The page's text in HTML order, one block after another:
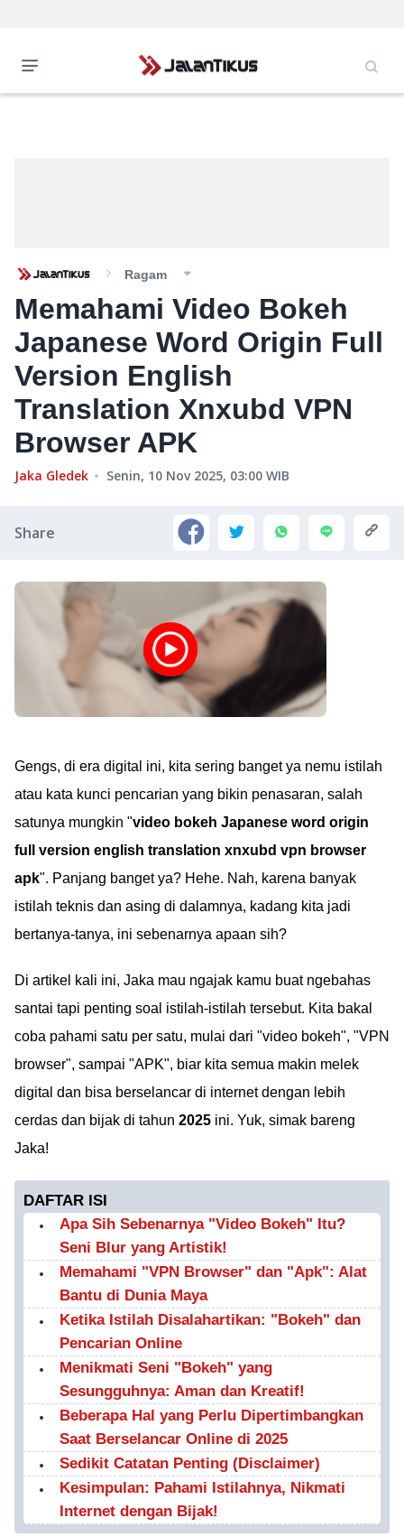
Ragam
Memahami Video Bokeh
Japanese Word Origin Full
Version English
Translation Xnxubd VPN
Browser APK
Jaka Gledek Senin, 10 Nov 2025, 03:00 WIB
Share
Gengs, di era digital ini, kita sering banget ya nemu istilah
atau kata kunci pencarian yang bikin penasaran, salah
satunya mungkin "video bokeh Japanese word origin
full version english translation xnxubd vpn browser
apk". Panjang banget ya? Hehe. Nah, karena banyak
istilah teknis dan asing di dalamnya, kadang kita jadi
bertanya-tanya, ini sebenarnya apaan sih?
Di artikel kali ini, Jaka mau ngajak kamu buat ngebahas
santai tapi penting soal istilah-istilah tersebut. Kita bakal
coba pahami satu per satu, mulai dari "video bokeh", "VPN
browser", sampai "APK", biar kita semua makin melek
digital dan bisa berselancar di internet dengan lebih
cerdas dan bijak di tahun 2025 ini. Yuk, simak bareng
Jaka!
DAFTAR ISI
Apa Sih Sebenarnya "Video Bokeh" Itu?
Seni Blur yang Artistik!
Memahami "VPN Browser" dan "Apk": Alat
Bantu di Dunia Maya
Ketika Istilah Disalahartikan: "Bokeh" dan
Pencarian Online
Menikmati Seni "Bokeh" yang
Sesungguhnya: Aman dan Kreatif!
Beberapa Hal yang Perlu Dipertimbangkan
Saat Berselancar Online di 2025
Sedikit Catatan Penting (Disclaimer)
Kesimpulan: Pahami Istilahnya, Nikmati
Internet dengan Bijak!